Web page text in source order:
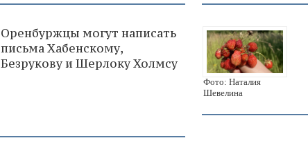
Оренбуржцы могут написать
письма Хабенскому,
Безрукову и Шерлоку Холмсу
Фото: Наталия
Шевелина